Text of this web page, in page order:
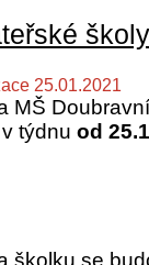
školy
25.01.2021
MŠ
týdnu od
školku se